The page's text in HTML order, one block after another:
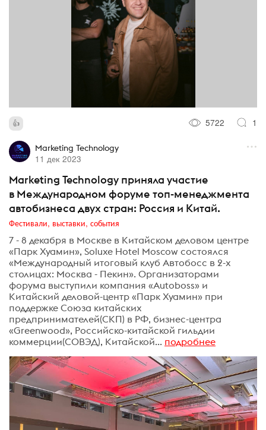
5722 1
Marketing Technology
11 дек 2023
Marketing Technology приняла участие
в Международном форуме топ-менеджмента
автобизнеса двух стран: Россия и Китай.
Фестивали, выставки, события
7 - 8 декабря в Москве в Китайском деловом центре
«Парк Хуамин», Soluxe Hotel Moscow состоялся
«Международный итоговый клуб Автобосс в 2-х
столицах: Москва - Пекин». Организаторами
форума выступили компания «Autoboss» и
Китайский деловой-центр «Парк Хуамин» при
поддержке Союза китайских
предпринимателей(СКП) в РФ, бизнес-центра
«Greenwood», Российско-китайской гильдии
коммерции(СОВЭД), Китайской... подробнее